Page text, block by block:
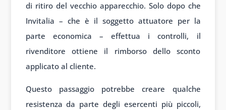
di ritiro del vecchio apparecchio. Solo dopo che
Invitalia – che è il soggetto attuatore per la
parte economica – effettua i controlli, il
rivenditore ottiene il rimborso dello sconto
applicato al cliente.
Questo passaggio potrebbe creare qualche
resistenza da parte degli esercenti più piccoli,